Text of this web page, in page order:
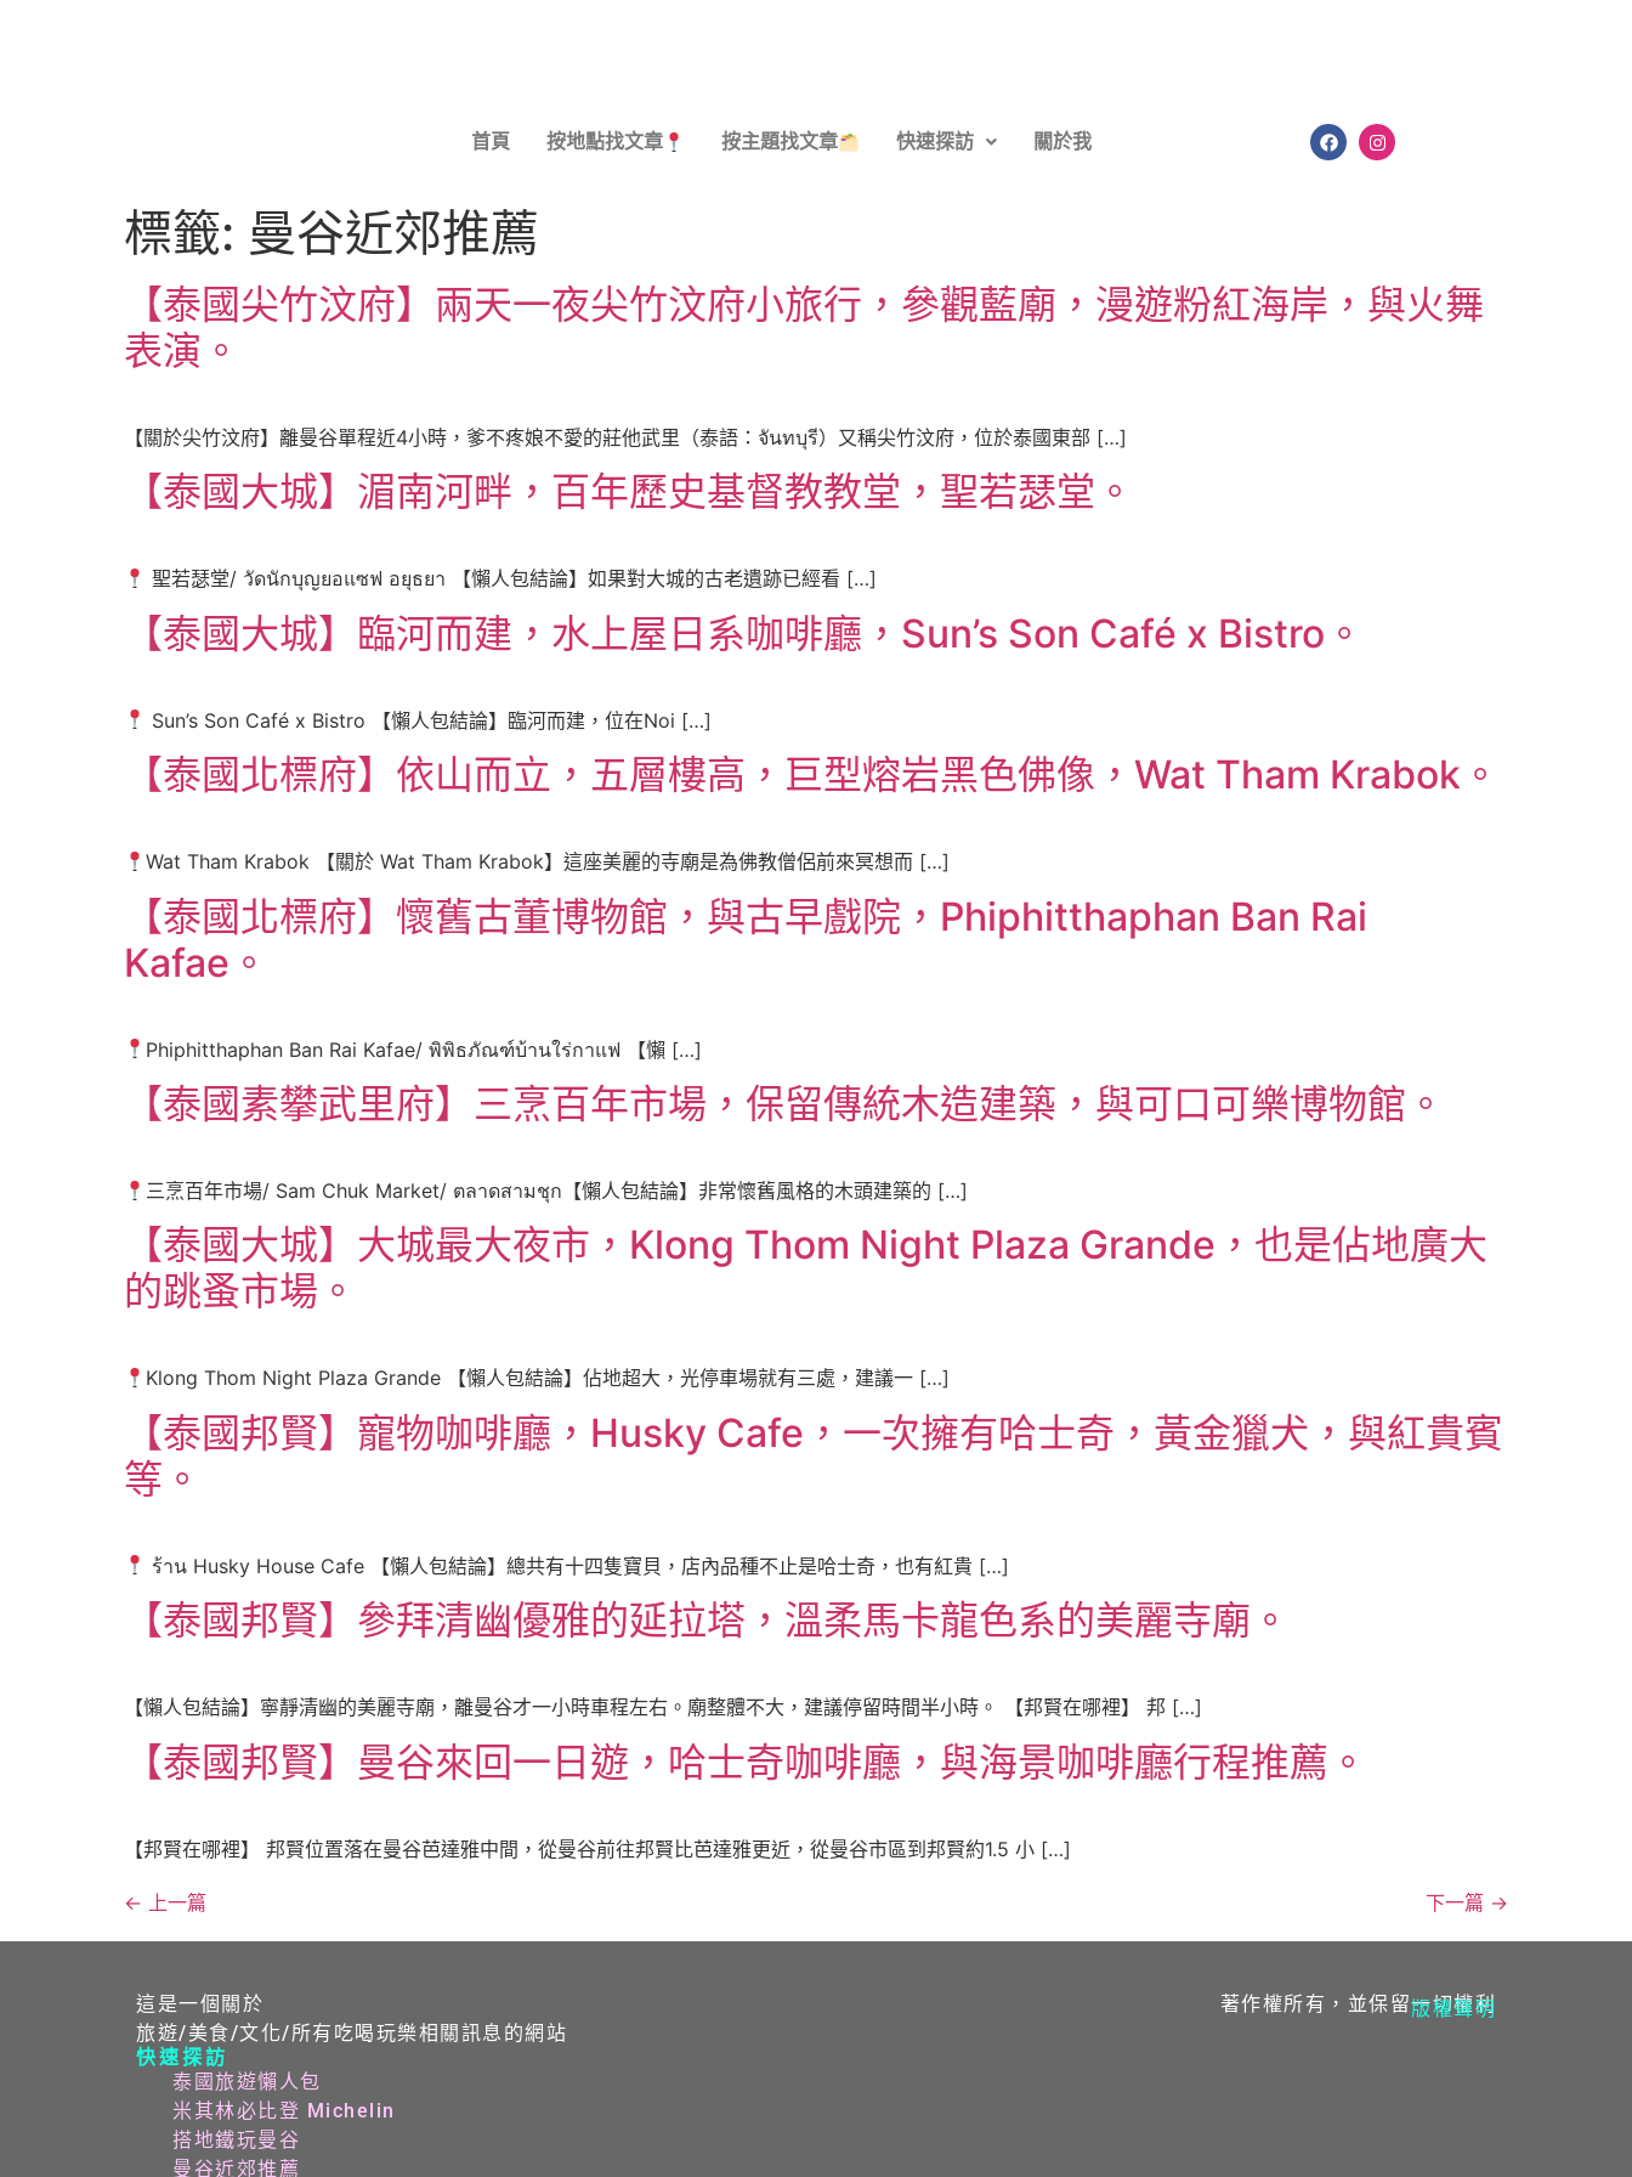
首頁 按地點找文章 按主題找文章 快速探訪 關於我
標籤: 曼谷近郊推薦
【泰國尖竹汶府】兩天一夜尖竹汶府小旅行，參觀藍廟，漫遊粉紅海岸，與火舞
表演。
【關於尖竹汶府】離曼谷單程近4小時，爹不疼娘不愛的莊他武里（泰語：จันทบุรี）又稱尖竹汶府，位於泰國東部 […]
【泰國大城】湄南河畔，百年歷史基督教教堂，聖若瑟堂。
聖若瑟堂/ วัดนักบุญยอแซฟ อยุธยา 【懶人包結論】如果對大城的古老遺跡已經看 […]
【泰國大城】臨河而建，水上屋日系咖啡廳，Sun’s Son Café x Bistro。
Sun’s Son Café x Bistro 【懶人包結論】臨河而建，位在Noi […]
【泰國北標府】依山而立，五層樓高，巨型熔岩黑色佛像，Wat Tham Krabok。
Wat Tham Krabok 【關於 Wat Tham Krabok】這座美麗的寺廟是為佛教僧侶前來冥想而 […]
【泰國北標府】懷舊古董博物館，與古早戲院，Phiphitthaphan Ban Rai
Kafae。
Phiphitthaphan Ban Rai Kafae/ พิพิธภัณฑ์บ้านใร่กาแฟ 【懶 […]
【泰國素攀武里府】三烹百年市場，保留傳統木造建築，與可口可樂博物館。
三烹百年市場/ Sam Chuk Market/ ตลาดสามชุก【懶人包結論】非常懷舊風格的木頭建築的 […]
【泰國大城】大城最大夜市，Klong Thom Night Plaza Grande，也是佔地廣大
的跳蚤市場。
Klong Thom Night Plaza Grande 【懶人包結論】佔地超大，光停車場就有三處，建議一 […]
【泰國邦賢】寵物咖啡廳，Husky Cafe，一次擁有哈士奇，黃金獵犬，與紅貴賓
等。
ร้าน Husky House Cafe 【懶人包結論】總共有十四隻寶貝，店內品種不止是哈士奇，也有紅貴 […]
【泰國邦賢】參拜清幽優雅的延拉塔，溫柔馬卡龍色系的美麗寺廟。
【懶人包結論】寧靜清幽的美麗寺廟，離曼谷才一小時車程左右。廟整體不大，建議停留時間半小時。 【邦賢在哪裡】 邦 […]
【泰國邦賢】曼谷來回一日遊，哈士奇咖啡廳，與海景咖啡廳行程推薦。
【邦賢在哪裡】 邦賢位置落在曼谷芭達雅中間，從曼谷前往邦賢比芭達雅更近，從曼谷市區到邦賢約1.5 小 […]
← 上一篇 下一篇 →
這是一個關於
旅遊/美食/文化/所有吃喝玩樂相關訊息的網站
快速探訪
泰國旅遊懶人包
米其林必比登 Michelin
搭地鐵玩曼谷
曼谷近郊推薦
著作權所有，並保留一切權利
版權聲明